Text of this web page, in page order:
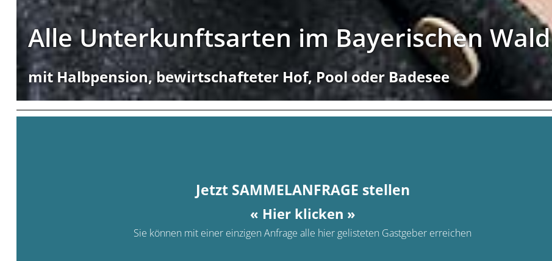
Alle Unterkunftsarten im Bayerischen Wald
mit Halbpension, bewirtschafteter Hof, Pool oder Badesee
Jetzt SAMMELANFRAGE stellen
« Hier klicken »
Sie können mit einer einzigen Anfrage alle hier gelisteten Gastgeber erreichen